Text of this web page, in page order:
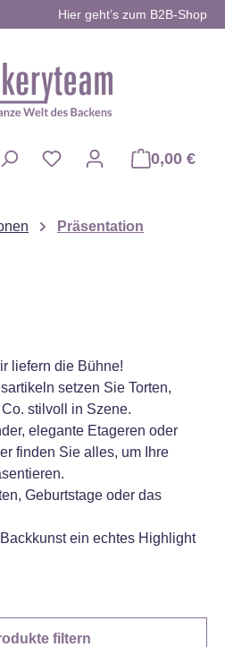
Hier geht’s zum B2B-Shop
0,00 €
Präsentation
liefern die Bühne!
setzen Sie Torten,
stilvoll in Szene.
elegante Etageren oder
finden Sie alles, um Ihre
Geburtstage oder das
ein echtes Highlight
filtern